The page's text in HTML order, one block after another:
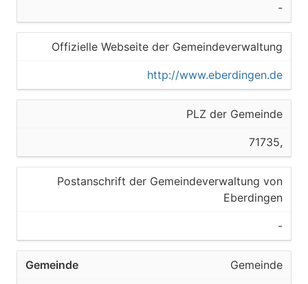
-
Offizielle Webseite der Gemeindeverwaltung
http://www.eberdingen.de
PLZ der Gemeinde
71735,
Postanschrift der Gemeindeverwaltung von
Eberdingen
-
Gemeinde